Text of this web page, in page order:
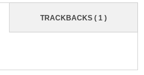
TRACKBACKS ( 1 )